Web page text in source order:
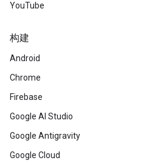
YouTube
构建
Android
Chrome
Firebase
Google AI Studio
Google Antigravity
Google Cloud